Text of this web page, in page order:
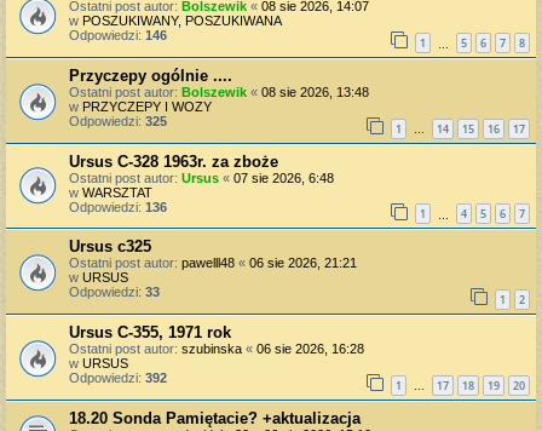
Ostatni post autor: Bolszewik « 08 sie 2026, 14:07
w POSZUKIWANY, POSZUKIWANA
Odpowiedzi: 146 1 5 6 7 8
Przyczepy ogólnie ....
Ostatni post autor: Bolszewik « 08 sie 2026, 13:48
w PRZYCZEPY I WOZY
Odpowiedzi: 325 1 … 14 15 16 17
Ursus C-328 1963r. za zboże
Ostatni post autor: Ursus « 07 sie 2026, 6:48
w WARSZTAT
Odpowiedzi: 136 1 4 5 6 7
Ursus c325
Ostatni post autor: pawelll48 « 06 sie 2026, 21:21
w URSUS
Odpowiedzi: 33 1 2
Ursus C-355, 1971 rok
Ostatni post autor: szubinska « 06 sie 2026, 16:28
w URSUS
Odpowiedzi: 392 1 … 17 18 19 20
18.20 Sonda Pamiętacie? +aktualizacja